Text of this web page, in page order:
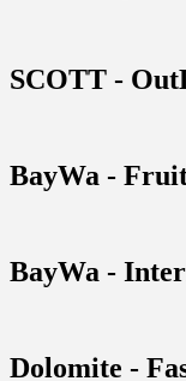
SCOTT -
BayWa -
BayWa -
Dolomite -